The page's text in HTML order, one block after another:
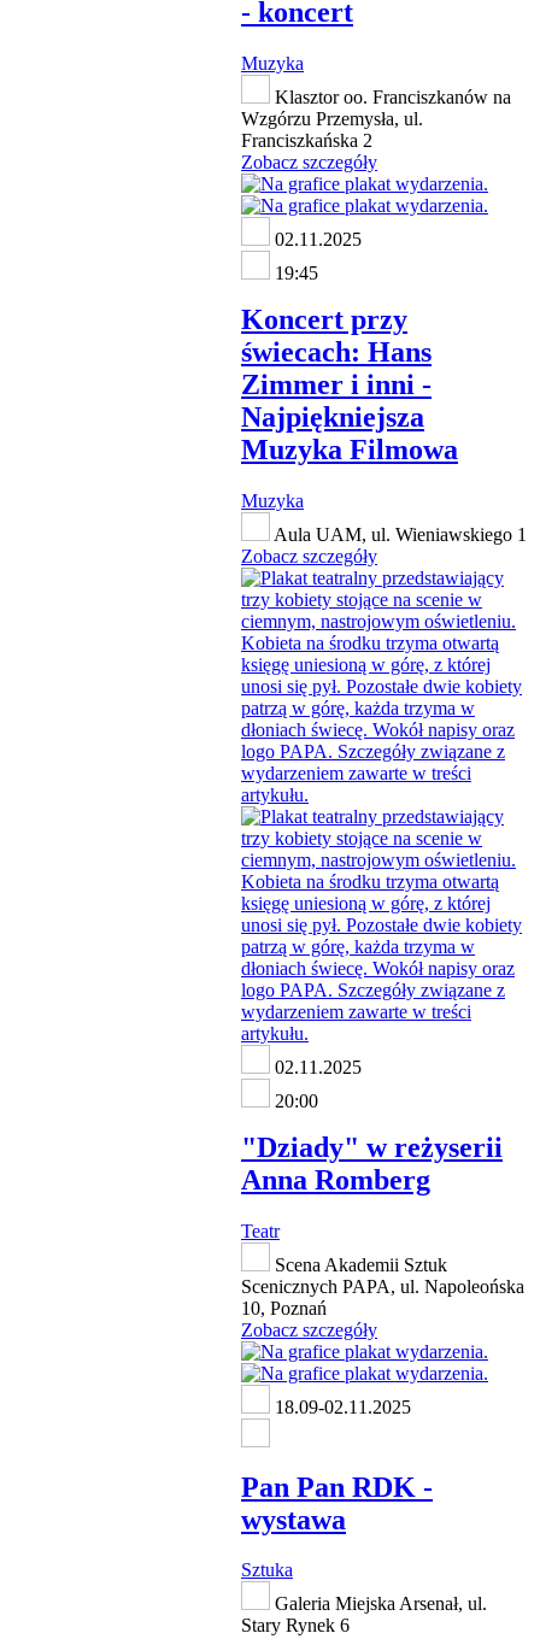
- koncert
Muzyka
Klasztor oo. Franciszkanów na
Wzgórzu Przemysła, ul.
Franciszkańska 2
Zobacz szczegóły
02.11.2025
19:45
Koncert przy
świecach: Hans
Zimmer i inni -
Najpiękniejsza
Muzyka Filmowa
Muzyka
Aula UAM, ul. Wieniawskiego 1
Zobacz szczegóły
02.11.2025
20:00
"Dziady" w reżyserii
Anna Romberg
Teatr
Scena Akademii Sztuk
Scenicznych PAPA, ul. Napoleońska
10, Poznań
Zobacz szczegóły
18.09-02.11.2025
Pan Pan RDK -
wystawa
Sztuka
Galeria Miejska Arsenał, ul.
Stary Rynek 6